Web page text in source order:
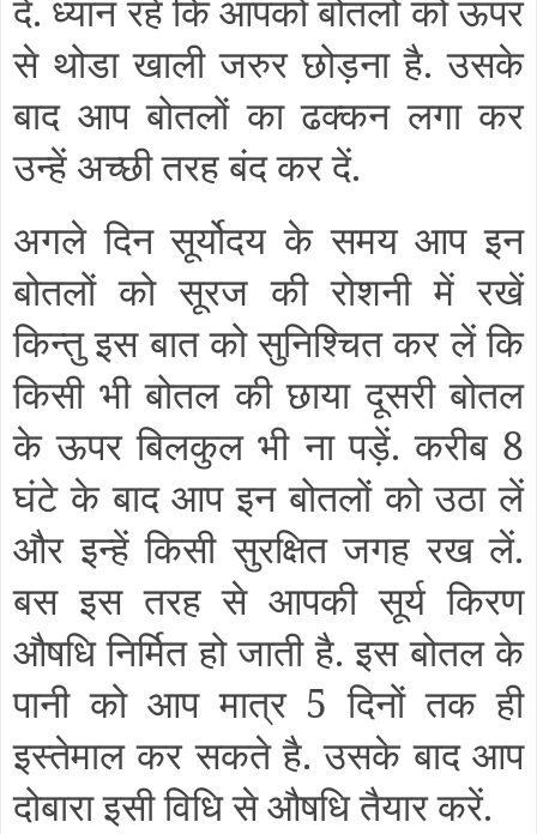
दें. ध्यान रहें कि आपको बोतलों को ऊपर
से थोडा खाली जरुर छोड़ना है. उसके
बाद आप बोतलों का ढक्कन लगा कर
उन्हें अच्छी तरह बंद कर दें.
अगले दिन सूर्योदय के समय आप इन
बोतलों को सूरज की रोशनी में रखें
किन्तु इस बात को सुनिश्चित कर लें कि
किसी भी बोतल की छाया दूसरी बोतल
के ऊपर बिलकुल भी ना पड़ें. करीब 8
घंटे के बाद आप इन बोतलों को उठा लें
और इन्हें किसी सुरक्षित जगह रख लें.
बस इस तरह से आपकी सूर्य किरण
औषधि निर्मित हो जाती है. इस बोतल के
पानी को आप मात्र 5 दिनों तक ही
इस्तेमाल कर सकते है. उसके बाद आप
दोबारा इसी विधि से औषधि तैयार करें.